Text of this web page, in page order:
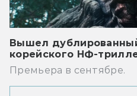
Вышел
корейского НФ-
Премьера в сентябре.